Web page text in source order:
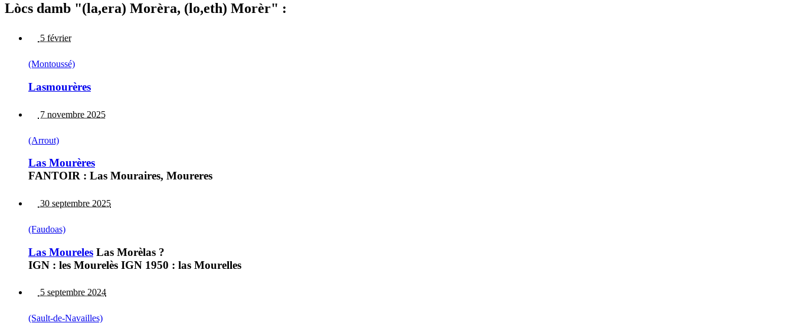
Lòcs damb "(la,era) Morèra, (lo,eth) Morèr" :
5 février
(Montoussé)
Lasmourères
7 novembre 2025
(Arrout)
Las Mourères
FANTOIR : Las Mouraires, Moureres
30 septembre 2025
(Faudoas)
Las Moureles Las Morèlas ?
IGN : les Mourelès IGN 1950 : las Mourelles
5 septembre 2024
(Sault-de-Navailles)